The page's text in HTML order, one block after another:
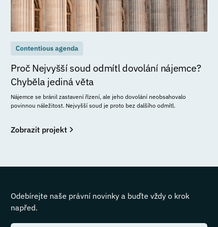
Contentious agenda
Proč Nejvyšší soud odmítl dovolání nájemce?
Chyběla jediná věta
Nájemce se bránil zastavení řízení, ale jeho dovolání neobsahovalo
povinnou náležitost. Nejvyšší soud je proto bez dalšího odmítl.
Zobrazit projekt
Odebírejte naše právní novinky a buďte vždy o krok
napřed.